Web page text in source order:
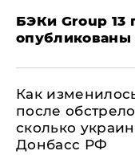
​БЭКи Group 13
Как
после
сколько
Донбасс РФ